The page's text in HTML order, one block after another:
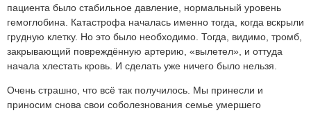
пациента было стабильное давление, нормальный уровень
гемоглобина. Катастрофа началась именно тогда, когда вскрыли
грудную клетку. Но это было необходимо. Тогда, видимо, тромб,
закрывающий повреждённую артерию, «вылетел», и оттуда
начала хлестать кровь. И сделать уже ничего было нельзя.
Очень страшно, что всё так получилось. Мы принесли и
приносим снова свои соболезнования семье умершего